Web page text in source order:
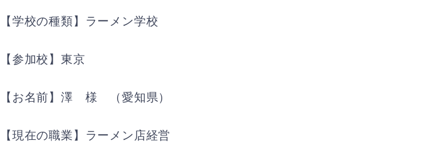
【学校の種類】ラーメン学校
【参加校】東京
【お名前】澤 様 （愛知県）
【現在の職業】ラーメン店経営